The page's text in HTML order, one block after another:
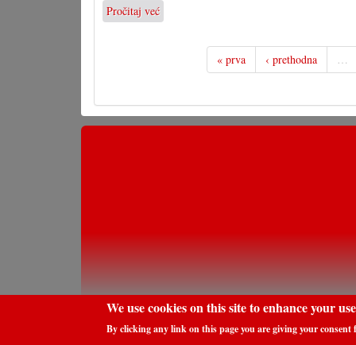
Pročitaj već
30
Burkina
Faso
« prva ‹ prethodna …
We use cookies on this site to enhance your
By clicking any link on this page you are giving your consent